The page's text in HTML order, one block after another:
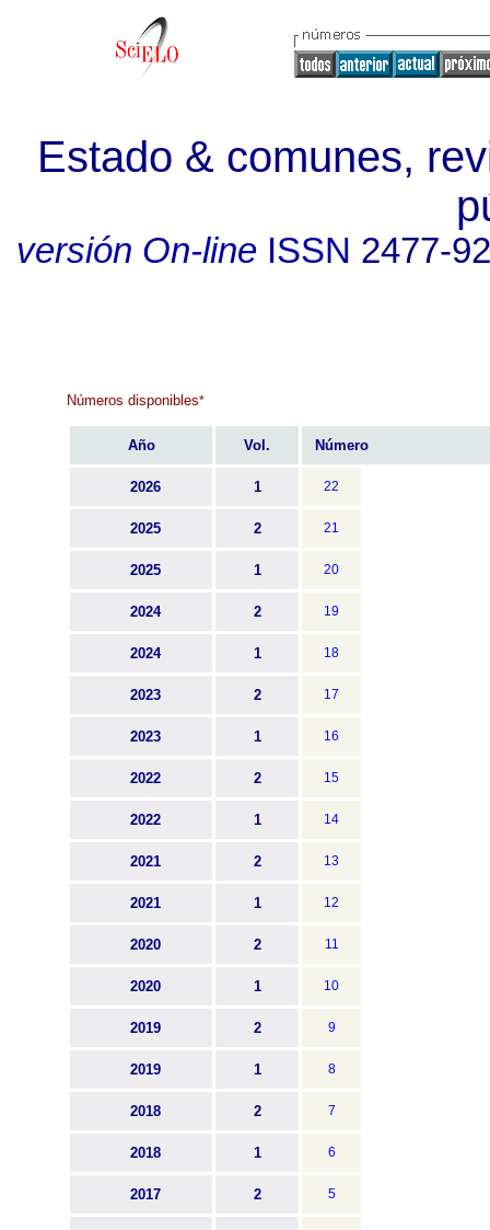
Estado & comunes,
versión On-lineISSN 2477-
Números disponibles*
Año Vol. Número
2026 1 22
2025 2 21
2025 1 20
2024 2 19
2024 1 18
2023 2 17
2023 1 16
2022 2 15
2022 1 14
2021 2 13
2021 1 12
2020 2 11
2020 1 10
2019 2 9
2019 1 8
2018 2 7
2018 1 6
2017 2 5